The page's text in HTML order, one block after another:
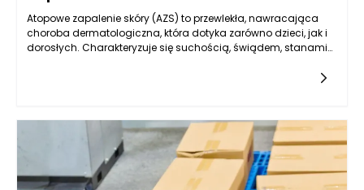
Atopowe zapalenie skóry (AZS) to przewlekła, nawracająca
choroba dermatologiczna, która dotyka zarówno dzieci, jak i
dorosłych. Charakteryzuje się suchością, świądem, stanami
dolegliwości, jednym z najczęściej stosowanych sposobów
wygładzających, które pomagają odbudować barierę
lipidową skóry. Kluczowe pytanie, które pojawia się w
kontekście atopowego zapalenia skóry, to w jakim stopniu
regularne stosowanie emolientów może zapobiegać
nawrotom tej choroby.